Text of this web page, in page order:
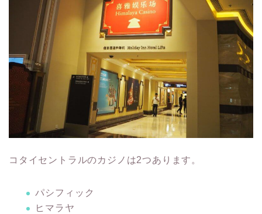
コタイセントラルのカジノは2つあります。
パシフィック
ヒマラヤ